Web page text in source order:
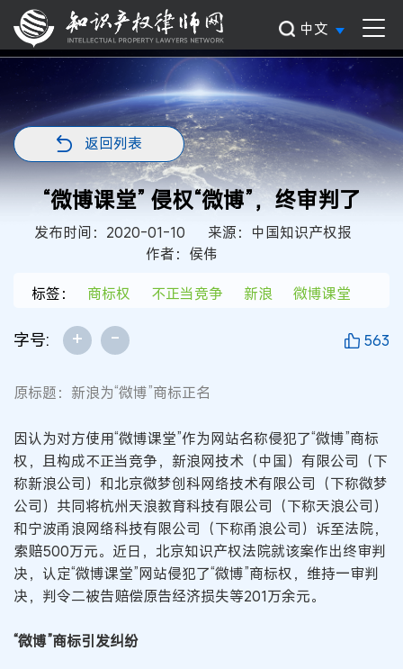
中文
返回列表
“微博课堂” 侵权“微博”，终审判了
发布时间：2020-01-10
来源：中国知识产权报
作者：侯伟
标签：
商标权 不正当竞争 新浪 微博课堂
字号: + - 563
原标题：新浪为“微博”商标正名
因认为对方使用“微博课堂”作为网站名称侵犯了“微博”商标
权，且构成不正当竞争，新浪网技术（中国）有限公司（下
称新浪公司）和北京微梦创科网络技术有限公司（下称微梦
公司）共同将杭州天浪教育科技有限公司（下称天浪公司）
和宁波甬浪网络科技有限公司（下称甬浪公司）诉至法院，
索赔500万元。近日，北京知识产权法院就该案作出终审判
决，认定“微博课堂”网站侵犯了“微博”商标权，维持一审判
决，判令二被告赔偿原告经济损失等201万余元。
“微博”商标引发纠纷